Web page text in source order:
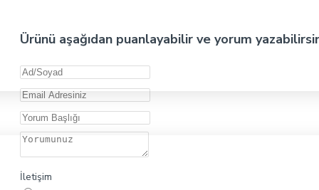
Ürünü aşağıdan puanlayabilir ve yorum
İletişim